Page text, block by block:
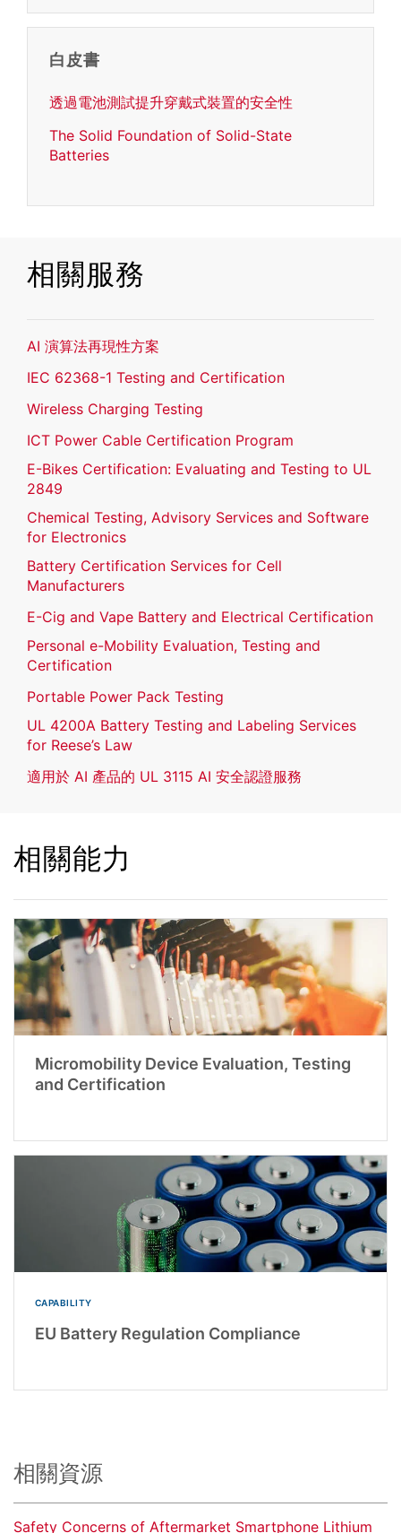
白皮書
透過電池測試提升穿戴式裝置的安全性
The Solid Foundation of Solid-State
Batteries
相關服務
AI 演算法再現性方案
IEC 62368-1 Testing and Certification
Wireless Charging Testing
ICT Power Cable Certification Program
E-Bikes Certification: Evaluating and Testing to UL
2849
Chemical Testing, Advisory Services and Software
for Electronics
Battery Certification Services for Cell
Manufacturers
E-Cig and Vape Battery and Electrical Certification
Personal e-Mobility Evaluation, Testing and
Certification
Portable Power Pack Testing
UL 4200A Battery Testing and Labeling Services
for Reese’s Law
適用於 AI 產品的 UL 3115 AI 安全認證服務
相關能力
Micromobility Device Evaluation, Testing
and Certification
CAPABILITY
EU Battery Regulation Compliance
相關資源
Safety Concerns of Aftermarket Smartphone Lithium